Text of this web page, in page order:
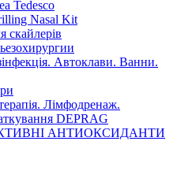
Tedesco
Nasal Kit
скайлерів
Автоклави. Ванни.
Лімфодренаж.
DEPRAG
АНТИОКСИДАНТИ